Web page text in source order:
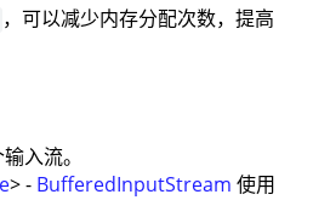
，可以减少内存分配次数，提高
入流。
> - BufferedInputStream 使用